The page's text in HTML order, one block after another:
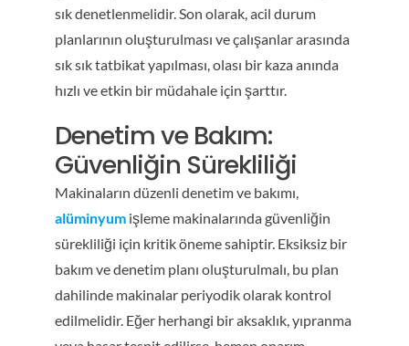
sık denetlenmelidir. Son olarak, acil durum
planlarının oluşturulması ve çalışanlar arasında
sık sık tatbikat yapılması, olası bir kaza anında
hızlı ve etkin bir müdahale için şarttır.
Denetim ve Bakım:
Güvenliğin Sürekliliği
Makinaların düzenli denetim ve bakımı,
alüminyumişleme makinalarında güvenliğin
sürekliliği için kritik öneme sahiptir. Eksiksiz bir
bakım ve denetim planı oluşturulmalı, bu plan
dahilinde makinalar periyodik olarak kontrol
edilmelidir. Eğer herhangi bir aksaklık, yıpranma